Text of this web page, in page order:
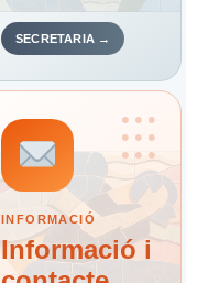
SECRETARIA →
•••
•••
•••
INFORMACIÓ
Informació i